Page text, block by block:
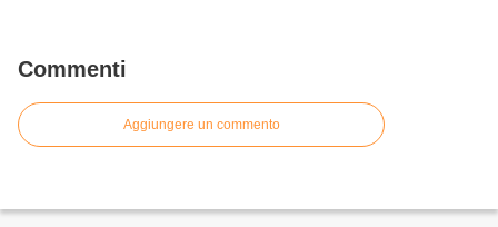
Commenti
Aggiungere un commento